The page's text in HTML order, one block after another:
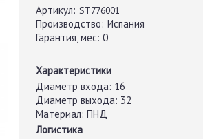
Артикул: ST776001
Производство: Испания
Гарантия, мес: 0
Характеристики
Диаметр входа: 16
Диаметр выхода: 32
Материал: ПНД
Логистика